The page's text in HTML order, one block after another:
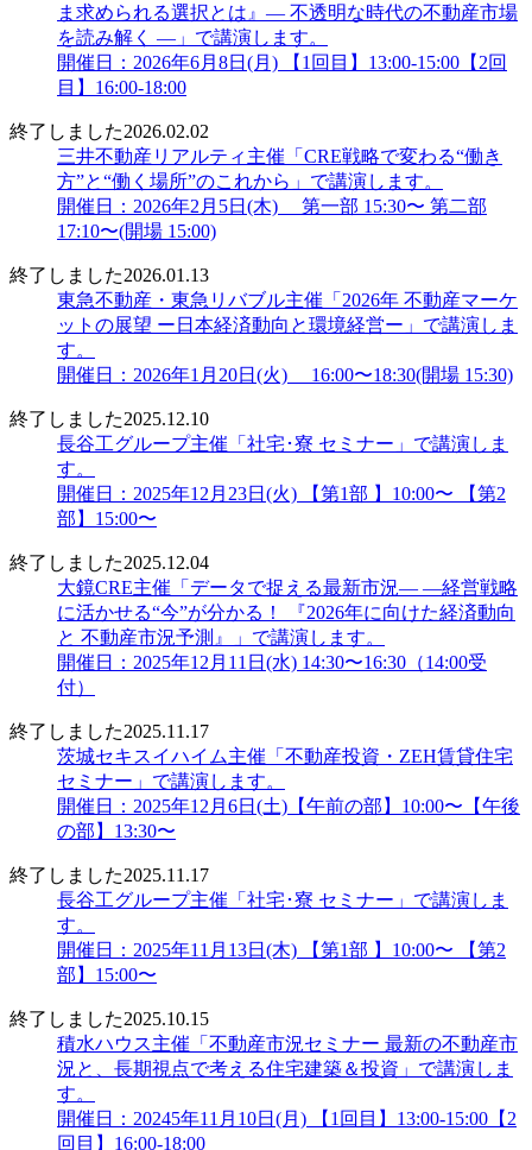
ま求められる選択とは』― 不透明な時代の不動産市場
を読み解く ―」で講演します。
開催日：2026年6月8日(月) 【1回目】13:00-15:00【2回
目】16:00-18:00
終了しました2026.02.02
三井不動産リアルティ主催「CRE戦略で変わる“働き
方”と“働く場所”のこれから」で講演します。
開催日：2026年2月5日(木) 第一部 15:30〜 第二部
17:10〜(開場 15:00)
終了しました2026.01.13
東急不動産・東急リバブル主催「2026年 不動産マーケ
ットの展望 ー日本経済動向と環境経営ー」で講演しま
す。
開催日：2026年1月20日(火) 16:00〜18:30(開場 15:30)
終了しました2025.12.10
長谷工グループ主催「社宅･寮 セミナー」で講演しま
す。
開催日：2025年12月23日(火) 【第1部 】10:00〜 【第2
部】15:00〜
終了しました2025.12.04
大鏡CRE主催「データで捉える最新市況― ―経営戦略
に活かせる“今”が分かる！ 『2026年に向けた経済動向
と 不動産市況予測』」で講演します。
開催日：2025年12月11日(水) 14:30〜16:30（14:00受
付）
終了しました2025.11.17
茨城セキスイハイム主催「不動産投資・ZEH賃貸住宅
セミナー」で講演します。
開催日：2025年12月6日(土)【午前の部】10:00〜【午後
の部】13:30〜
終了しました2025.11.17
長谷工グループ主催「社宅･寮 セミナー」で講演しま
す。
開催日：2025年11月13日(木) 【第1部 】10:00〜 【第2
部】15:00〜
終了しました2025.10.15
積水ハウス主催「不動産市況セミナー 最新の不動産市
況と、長期視点で考える住宅建築＆投資」で講演しま
す。
開催日：20245年11月10日(月) 【1回目】13:00-15:00【2
回目】16:00-18:00